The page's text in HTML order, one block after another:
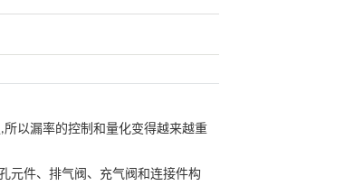
,所以漏率的控制和量化变得越来越重
元件、排气阀、充气阀和连接件构